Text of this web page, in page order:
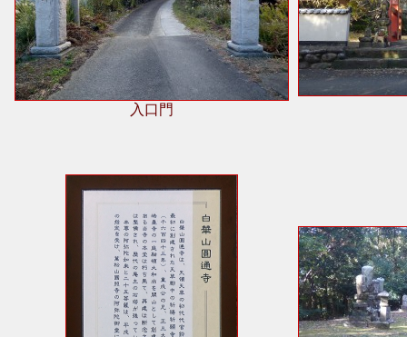
入口門